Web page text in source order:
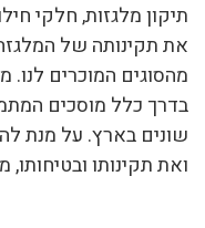
תיקון מלגזות, חלקי
את תקינותה של
מהסוגים המוכרים
בדרך כלל מוסכים
שונים בארץ. על מנת
ואת תקינותו